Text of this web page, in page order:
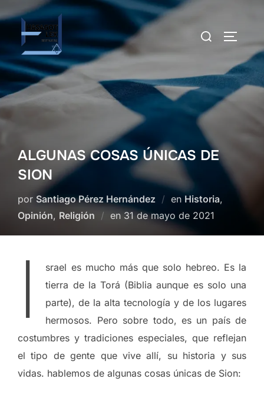
Saltar
al
contenido
Buscar:
ALGUNAS COSAS ÚNICAS DE
SION
por Santiago Pérez Hernández en Historia,
Opinión, Religión en Publicado
31 de mayo de 2021
I
srael es mucho más que solo hebreo. Es la
tierra de la Torá (Biblia aunque es solo una
parte), de la alta tecnología y de los lugares
hermosos. Pero sobre todo, es un país de
costumbres y tradiciones especiales, que reflejan
el tipo de gente que vive allí, su historia y sus
vidas. hablemos de algunas cosas únicas de Sion: